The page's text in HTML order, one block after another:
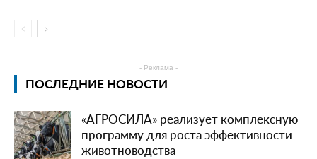
- Реклама -
ПОСЛЕДНИЕ НОВОСТИ
«АГРОСИЛА» реализует комплексную
программу для роста эффективности
животноводства